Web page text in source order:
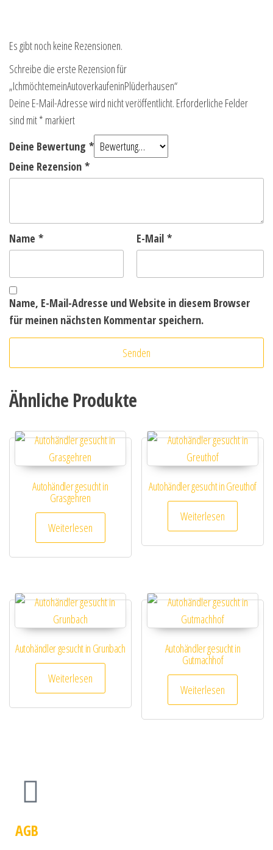
Es gibt noch keine Rezensionen.
Schreibe die erste Rezension für
„IchmöchtemeinAutoverkaufeninPlüderhausen“
Deine E-Mail-Adresse wird nicht veröffentlicht. Erforderliche Felder
sind mit* markiert
Deine Bewertung *
Deine Rezension *
Name * E-Mail *
Name, E-Mail-Adresse und Website in diesem Browser
für meinen nächsten Kommentar speichern.
Ähnliche Produkte
Autohändler gesucht in
Grasgehren
Weiterlesen
Autohändler gesucht in Greuthof
Weiterlesen
Autohändler gesucht in Grunbach
Weiterlesen
Autohändler gesucht in
Gutmachhof
Weiterlesen
AGB